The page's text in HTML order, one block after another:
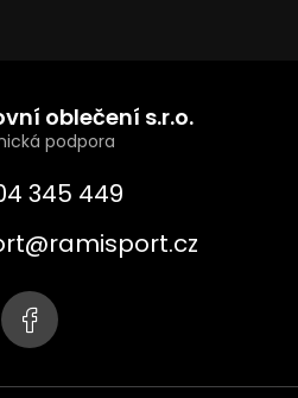
oblečení s.r.o.
345 449
@ramisport.cz